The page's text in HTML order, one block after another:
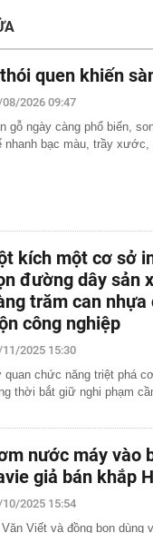
ca đầy cảm xúc trong trận
viện 53 tuổi nhưng trẻ như
những ai có iPhone
tiền giúp nhiều gia đình thu
mượn cuối tháng
Nam Á khởi đóng tàu ngầm
miễn nhiệm chức vụ Ủy
chỉ đặt một chậu cây 4 năm
thoại Android không còn
Quốc đề xuất nhiều dự án
túi bọc chứa 21 tỷ đồng
báo đóng cửa nhà hàng
đang nghiên cứu đầu tư
gần 350.000 tỷ đồng
đã đứng trước quạt mạnh:
quen khiến
2026 09:47
gỗ ngày càng phổ biến,
nhanh bạc màu, trầy xước,
kích một cơ sở
đường dây sản
trăm can
công nghiệp
2025 15:30
quan chức năng triệt phá
thời bắt giữ nghi phạm
nước máy vào
giả bán khắp
10/2025 15:54
Văn Viết và đồng bọn